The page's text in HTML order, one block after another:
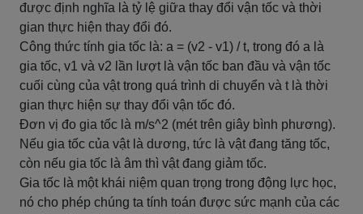
được định nghĩa là tỷ lệ giữa thay đổi vận tốc và thời
gian thực hiện thay đổi đó.
Công thức tính gia tốc là: a = (v2 - v1) / t, trong đó a là
gia tốc, v1 và v2 lần lượt là vận tốc ban đầu và vận tốc
cuối cùng của vật trong quá trình di chuyển và t là thời
gian thực hiện sự thay đổi vận tốc đó.
Đơn vị đo gia tốc là m/s^2 (mét trên giây bình phương).
Nếu gia tốc của vật là dương, tức là vật đang tăng tốc,
còn nếu gia tốc là âm thì vật đang giảm tốc.
Gia tốc là một khái niệm quan trọng trong động lực học,
nó cho phép chúng ta tính toán được sức mạnh của các